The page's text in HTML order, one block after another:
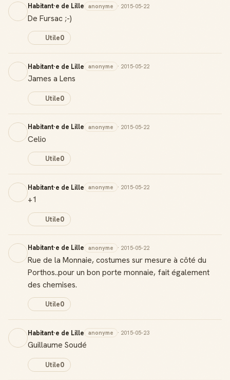
Habitant·e de Lille anonyme · 2015-05-22
De Fursac ;-)
Utile0
Habitant·e de Lille anonyme · 2015-05-22
James a Lens
Utile0
Habitant·e de Lille anonyme · 2015-05-22
Celio
Utile0
Habitant·e de Lille anonyme · 2015-05-22
+1
Utile0
Habitant·e de Lille anonyme · 2015-05-22
Rue de la Monnaie, costumes sur mesure à côté du
Porthos..pour un bon porte monnaie, fait également
des chemises.
Utile0
Habitant·e de Lille anonyme · 2015-05-23
Guillaume Soudé
Utile0
Badge Guide Local
Ton statut affiché sur toutes tes contributions
Score de réputation
Gagne des points à chaque contribution utile
Reconnaissance locale
Deviens une référence dans ta ville
Notifications